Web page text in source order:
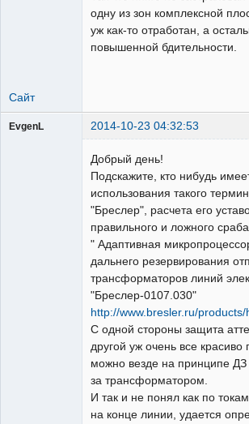
одну из зон комплексной
уж как-то отработан, а
повышенной бдительности.
Сайт
EvgenL 2014-10-23 04:32:53
Добрый день!
Подскажите, кто нибудь
использования такого
"Бреслер", расчета его
правильного и ложного
" Адаптивная
дальнего резервирования
трансформаторов линий
"Бреслер-0107.030"
http://www.bresler.ru/
С одной стороны защита
другой уж очень все красиво
можно везде на принципе ДЗ
за трансформатором.
И так и не понял как по
на конце линии, удается